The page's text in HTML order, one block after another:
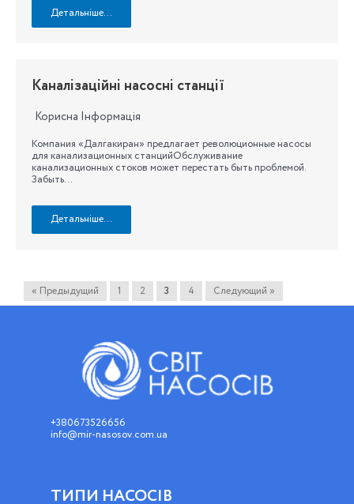
Детальніше…
Каналізаційні насосні станції
Корисна Інформація
Компания «Далгакиран» предлагает революционные насосы
для канализационных станцийОбслуживание
канализационных стоков может перестать быть проблемой.
Забыть…
Детальніше…
« Предыдущий 1 2 3 4 Следующий »
+380673526656
info@mir-nasosov.com.ua
ТИПИ НАСОСІВ